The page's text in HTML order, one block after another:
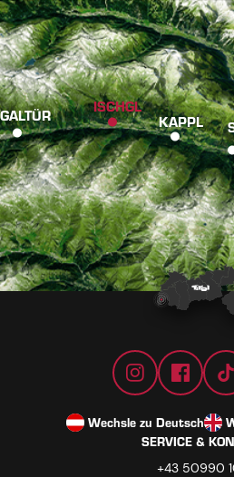
GALTÜR ISCHGL
KAPPL
Wechsle zu Deutsch
SERVICE &
+43 50990